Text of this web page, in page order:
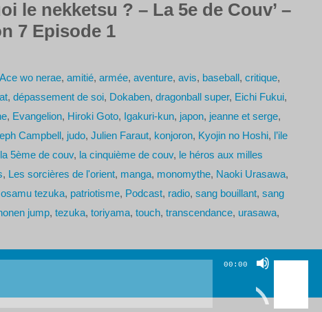
le nekketsu ? – La 5e de Couv’ –
7 Episode 1
Ace wo nerae, amitié, armée, aventure, avis, baseball, critique,
, dépassement de soi, Dokaben, dragonball super, Eichi Fukui,
, Evangelion, Hiroki Goto, Igakuri-kun, japon, jeanne et serge,
Campbell, judo, Julien Faraut, konjoron, Kyojin no Hoshi, l’ile
la 5ème de couv, la cinquième de couv, le héros aux milles
, Les sorcières de l'orient, manga, monomythe, Naoki Urasawa,
osamu tezuka, patriotisme, Podcast, radio, sang bouillant, sang
jump, tezuka, toriyama, touch, transcendance, urasawa,
00:00
Utilisez
flèches